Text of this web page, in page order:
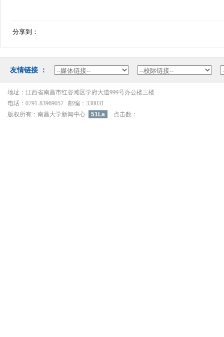
分享到：
友情链接：
地址：江西省南昌市红谷滩区学府大道999号办公楼三楼
电话：0791-83969057邮编：330031
版权所有：南昌大学新闻中心
51La 点击数：